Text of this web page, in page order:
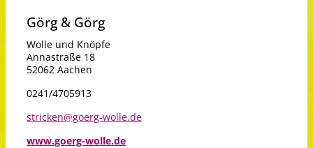
Görg & Görg
Wolle und Knöpfe
Annastraße 18
52062 Aachen
0241/4705913
stricken@goerg-wolle.de
www.goerg-wolle.de